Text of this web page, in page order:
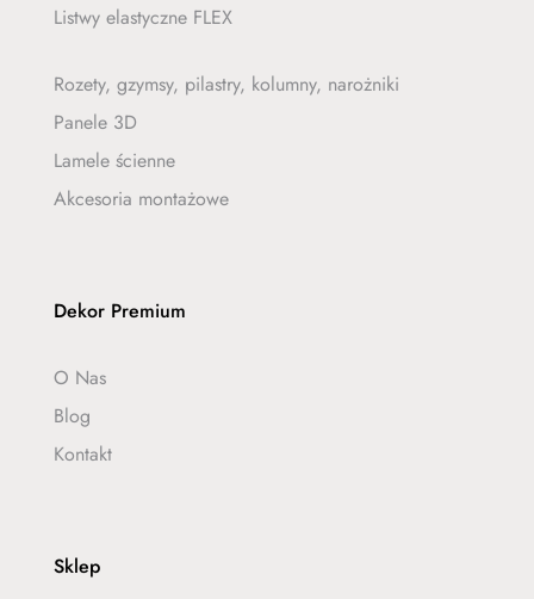
Listwy elastyczne FLEX
Rozety, gzymsy, pilastry, kolumny, narożniki
Panele 3D
Lamele ścienne
Akcesoria montażowe
Dekor Premium
O Nas
Blog
Kontakt
Sklep